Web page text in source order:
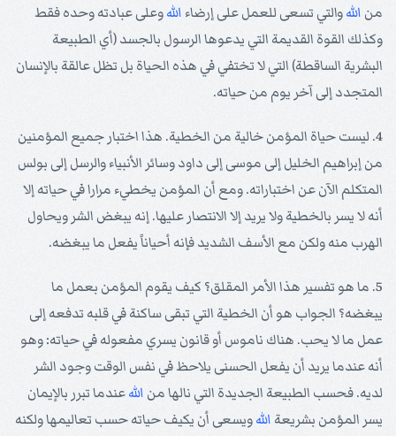
من اللهوالتي تسعى للعمل على إرضاء اللهوعلى عبادته وحده فقط
وكذلك القوة القديمة التي يدعوها الرسول بالجسد (أي الطبيعة
البشرية الساقطة) التي لا تختفي في هذه الحياة بل تظل عالقة بالإنسان
المتجدد إلى آخر يوم من حياته.
4. ليست حياة المؤمن خالية من الخطية. هذا اختبار جميع المؤمنين
من إبراهيم الخليل إلى موسى إلى داود وسائر الأنبياء والرسل إلى بولس
المتكلم الآن عن اختباراته. ومع أن المؤمن يخطيء مرارا في حياته إلا
أنه لا يسر بالخطية ولا يريد إلا الانتصار عليها. إنه يبغض الشر ويحاول
الهرب منه ولكن مع الأسف الشديد فإنه أحياناً يفعل ما يبغضه.
5. ما هو تفسير هذا الأمر المقلق؟ كيف يقوم المؤمن بعمل ما
يبغضه؟ الجواب هو أن الخطية التي تبقى ساكنة في قلبه تدفعه إلى
عمل ما لا يحب. هناك ناموس أو قانون يسري مفعوله في حياته: وهو
أنه عندما يريد أن يفعل الحسنى يلاحظ في نفس الوقت وجود الشر
لديه. فحسب الطبيعة الجديدة التي نالها من اللهعندما تبرر بالإيمان
يسر المؤمن بشريعة اللهويسعى أن يكيف حياته حسب تعاليمها ولكنه